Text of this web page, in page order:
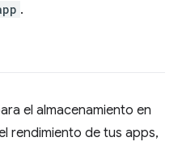
.
el almacenamiento en
rendimiento de tus apps,